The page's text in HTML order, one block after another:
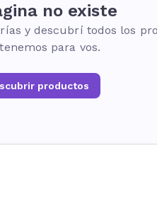
no existe
y descubrí todos los
para vos.
productos